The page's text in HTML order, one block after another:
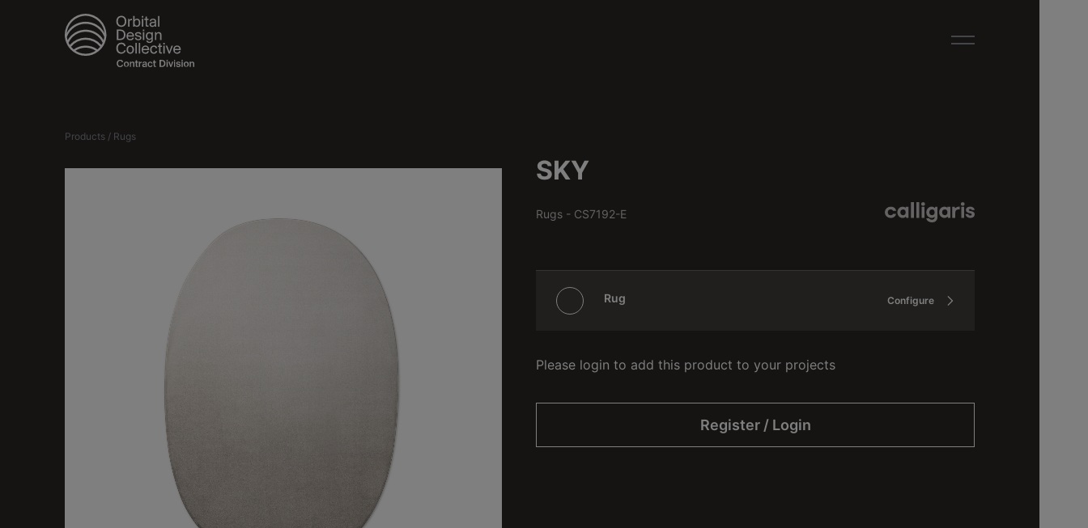
Products / Rugs
SKY
Rugs - CS7192-E
Rug Configure
Please login to add this product to your projects
Register / Login